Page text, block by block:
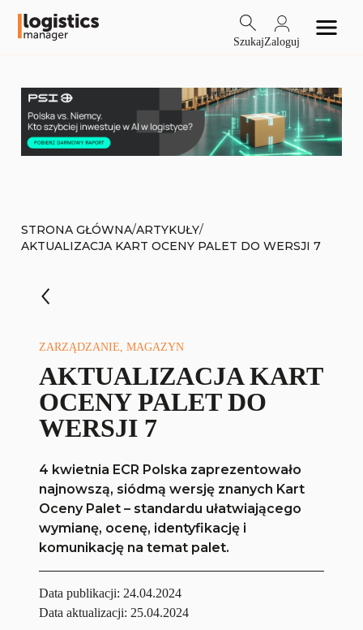
SzukajZaloguj
STRONA GŁÓWNA/ARTYKUŁY/
AKTUALIZACJA KART OCENY PALET DO WERSJI 7
ZARZĄDZANIE, MAGAZYN
AKTUALIZACJA KART
OCENY PALET DO
WERSJI 7
4 kwietnia ECR Polska zaprezentowało
najnowszą, siódmą wersję znanych Kart
Oceny Palet – standardu ułatwiającego
wymianę, ocenę, identyfikację i
komunikację na temat palet.
Data publikacji: 24.04.2024
Data aktualizacji: 25.04.2024